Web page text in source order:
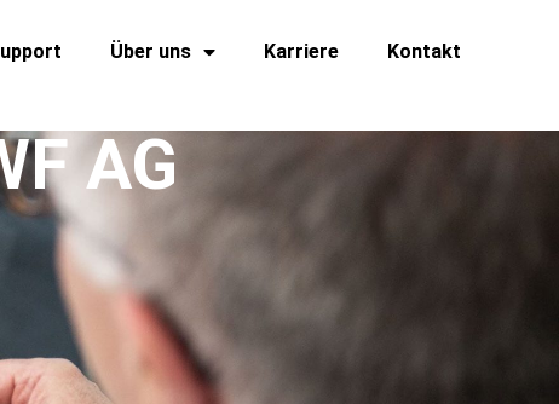
Über uns Karriere Kontakt
AG